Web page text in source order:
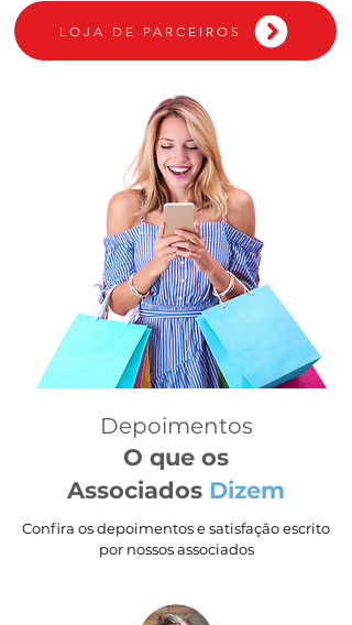
LOJA DE PARCEIROS
Depoimentos
O que os
Associados Dizem
Confira os depoimentos e satisfação escrito
por nossos associados